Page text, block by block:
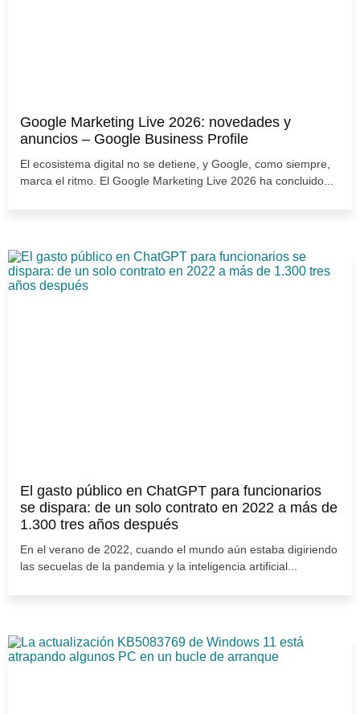
Google Marketing Live 2026: novedades y
anuncios – Google Business Profile
El ecosistema digital no se detiene, y Google, como siempre,
marca el ritmo. El Google Marketing Live 2026 ha concluido...
El gasto público en ChatGPT para funcionarios
se dispara: de un solo contrato en 2022 a más de
1.300 tres años después
En el verano de 2022, cuando el mundo aún estaba digiriendo
las secuelas de la pandemia y la inteligencia artificial...